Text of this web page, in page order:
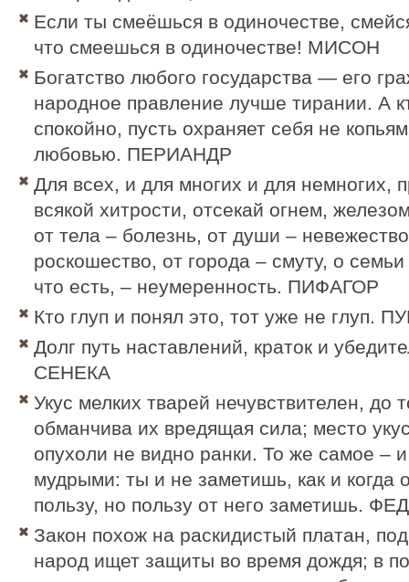
Если ты смеёшься в одиночестве,
что смеешься в одиночестве! МИСОН
Богатство любого государства — его
народное правление лучше тирании. А
спокойно, пусть охраняет себя не
любовью. ПЕРИАНДР
Для всех, и для многих и для немногих,
всякой хитрости, отсекай огнем,
от тела – болезнь, от души –
роскошество, от города – смуту, о семьи
что есть, – неумеренность. ПИФАГОР
Кто глуп и понял это, тот уже не глуп.
Долг путь наставлений, краток и
СЕНЕКА
Укус мелких тварей нечувствителен, до
обманчива их вредящая сила; место
опухоли не видно ранки. То же самое –
мудрыми: ты и не заметишь, как и когда
пользу, но пользу от него заметишь.
Закон похож на раскидистый платан,
народ ищет защиты во время дождя; в